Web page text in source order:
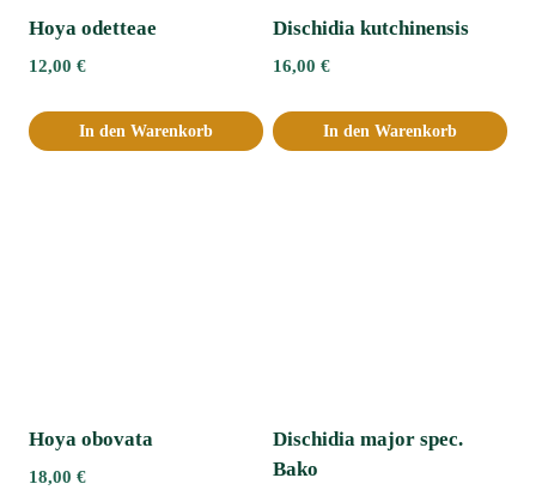
Hoya odetteae
12,00 €
In den Warenkorb
Dischidia kutchinensis
16,00 €
In den Warenkorb
Hoya obovata
18,00 €
Dischidia major spec.
Bako